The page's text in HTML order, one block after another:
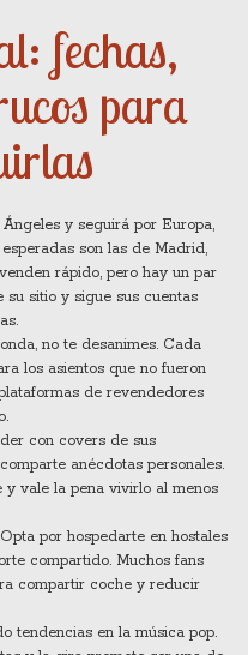
fechas,
para
y seguirá por Europa,
son las de Madrid,
rápido, pero hay un par
sitio y sigue sus cuentas
no te desanimes. Cada
los asientos que no fueron
de revendedores
con covers de sus
anécdotas personales.
vale la pena vivirlo al menos
por hospedarte en hostales
compartido. Muchos fans
compartir coche y reducir
tendencias en la música pop.